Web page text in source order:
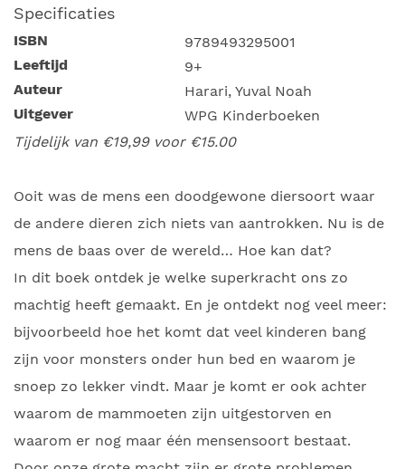
Specificaties
ISBN
9789493295001
Leeftijd
9+
Auteur
Harari, Yuval Noah
Uitgever
WPG Kinderboeken
Tijdelijk van €19,99 voor €15.00
Ooit was de mens een doodgewone diersoort waar
de andere dieren zich niets van aantrokken. Nu is de
mens de baas over de wereld… Hoe kan dat?
In dit boek ontdek je welke superkracht ons zo
machtig heeft gemaakt. En je ontdekt nog veel meer:
bijvoorbeeld hoe het komt dat veel kinderen bang
zijn voor monsters onder hun bed en waarom je
snoep zo lekker vindt. Maar je komt er ook achter
waarom de mammoeten zijn uitgestorven en
waarom er nog maar één mensensoort bestaat.